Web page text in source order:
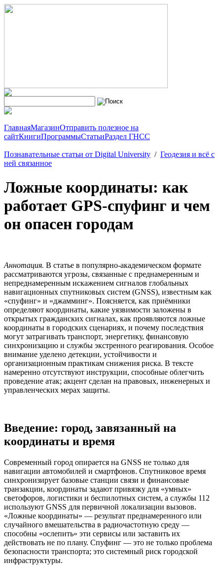
ГлавнаяМагазинОтправить полезное на
сайтКнигиПрограммыСтатьиРаздел ГНСС
Познавательные статьи от Digital University / Геодезия и всё с
ней связанное
Ложные координаты: как
работает GPS-спуфинг и чем
он опасен городам
Аннотация. В статье в популярно‑академическом формате
рассматриваются угрозы, связанные с преднамеренным и
непреднамеренным искажением сигналов глобальных
навигационных спутниковых систем (GNSS), известным как
«спуфинг» и «джамминг». Поясняется, как приёмники
определяют координаты, какие уязвимости заложены в
открытых гражданских сигналах, как проявляются ложные
координаты в городских сценариях, и почему последствия
могут затрагивать транспорт, энергетику, финансовую
синхронизацию и службы экстренного реагирования. Особое
внимание уделено детекции, устойчивости и
организационным практикам снижения риска. В тексте
намеренно отсутствуют инструкции, способные облегчить
проведение атак; акцент сделан на правовых, инженерных и
управленческих мерах защиты.
Введение: город, завязанный на
координаты и время
Современный город опирается на GNSS не только для
навигации автомобилей и смартфонов. Спутниковое время
синхронизирует базовые станции связи и финансовые
транзакции, координаты задают привязку для «умных»
светофоров, логистики и беспилотных систем, а службы 112
используют GNSS для первичной локализации вызовов.
«Ложные координаты» — результат преднамеренного или
случайного вмешательства в радиочастотную среду —
способны «ослепить» эти сервисы или заставить их
действовать не по плану. Спуфинг — это не только проблема
безопасности транспорта; это системный риск городской
инфраструктуры.